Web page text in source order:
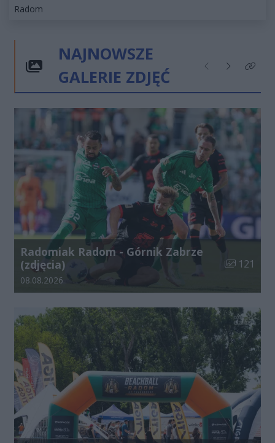
Kategorie artykułu:
Radom
NAJNOWSZE
GALERIE ZDJĘĆ
Poprzednie
NastępneKliknij
Radomiak Radom - Górnik Zabrze
(zdjęcia)
Liczba
121
Data dodania galerii:
08.08.2026